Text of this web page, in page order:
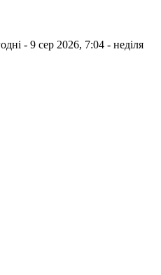
- 9 сер 2026, 7:04 - неділя